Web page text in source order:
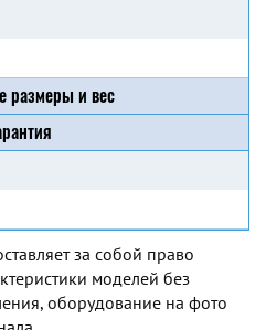
размеры и вес
за собой право
моделей без
оборудование на фото